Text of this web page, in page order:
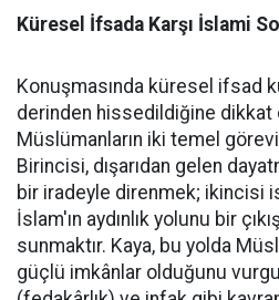
Küresel İfsada Karşı İslami
Konuşmasında küresel ifsad
derinden hissedildiğine dikkat
Müslümanların iki temel
Birincisi, dışarıdan gelen
bir iradeyle direnmek; ikincisi
İslam'ın aydınlık yolunu bir
sunmaktır. Kaya, bu yolda
güçlü imkânlar olduğunu